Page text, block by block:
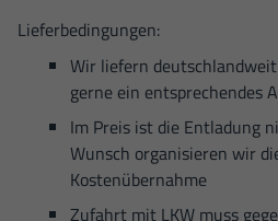
Lieferbedingungen:
Wir liefern
gerne ein entsprechendes
Im Preis ist die Entladung
Wunsch organisieren wir
Kostenübernahme
Zufahrt mit LKW muss